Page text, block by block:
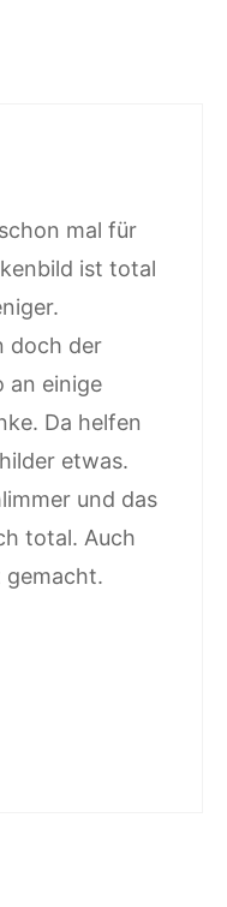
mal für
ist total
doch der
an einige
Da helfen
etwas.
und das
total. Auch
gemacht.